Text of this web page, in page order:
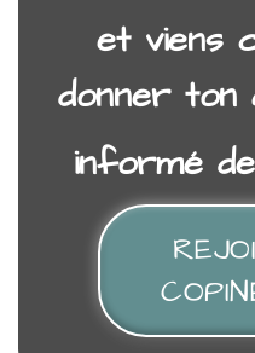
et viens
donner
informé